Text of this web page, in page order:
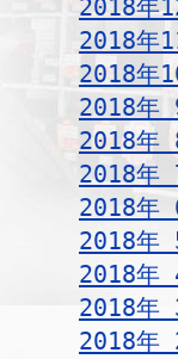
2018年
2018年
2018年
2018年
2018年
2018年
2018年
2018年
2018年
2018年
2018年